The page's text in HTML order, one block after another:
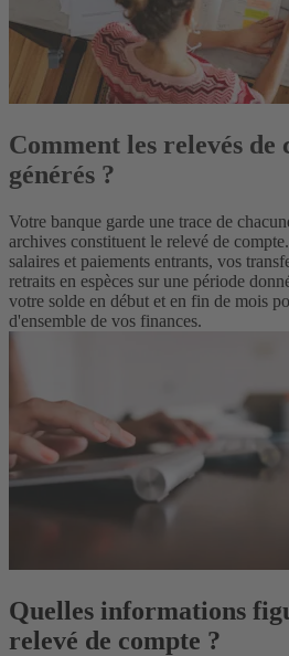
Comment les relevés de
générés ?
Votre banque garde une trace de
archives constituent le relevé de
salaires et paiements entrants, vos
retraits en espèces sur une période
votre solde en début et en fin de mois
d'ensemble de vos finances.
Quelles informations
relevé de compte ?